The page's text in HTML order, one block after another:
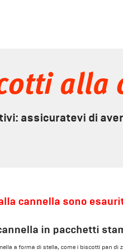
alla
assicuratevi di
cannella sono
in pacchetti
a forma di stella, come i biscotti pan di